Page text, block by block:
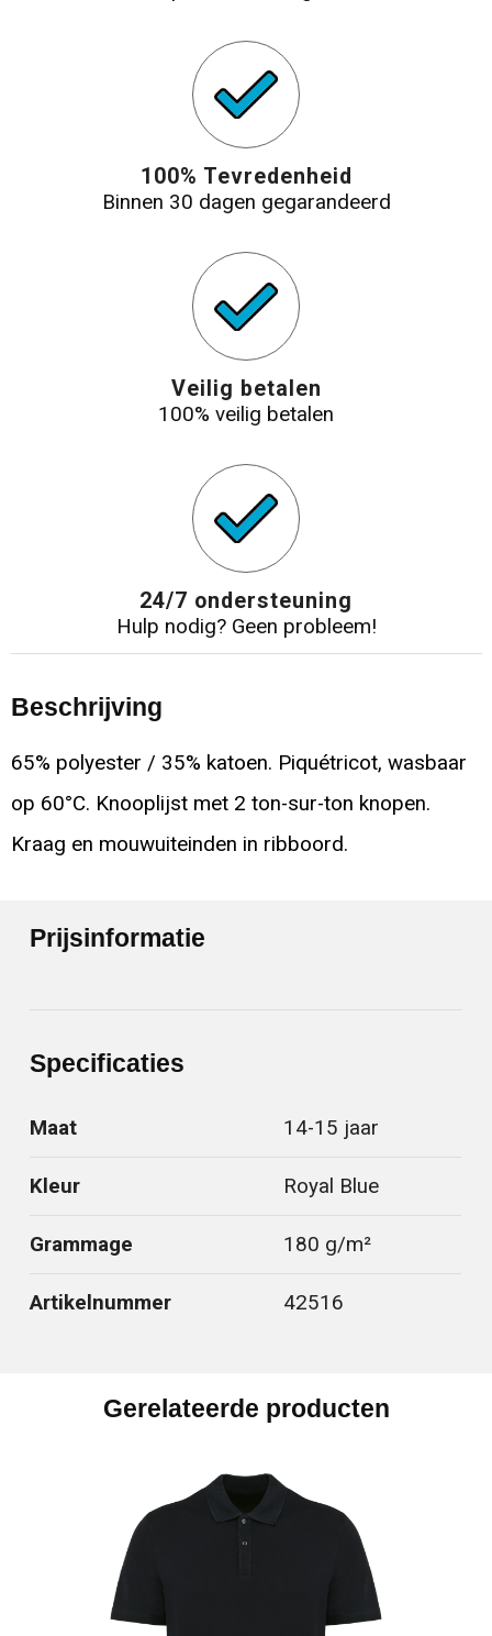
100% Tevredenheid
Binnen 30 dagen gegarandeerd
Veilig betalen
100% veilig betalen
24/7 ondersteuning
Hulp nodig? Geen probleem!
Beschrijving
65% polyester / 35% katoen. Piquétricot, wasbaar
op 60°C. Knooplijst met 2 ton-sur-ton knopen.
Kraag en mouwuiteinden in ribboord.
Prijsinformatie
Specificaties
Maat 14-15 jaar
Kleur Royal Blue
Grammage 180 g/m²
Artikelnummer 42516
Gerelateerde producten